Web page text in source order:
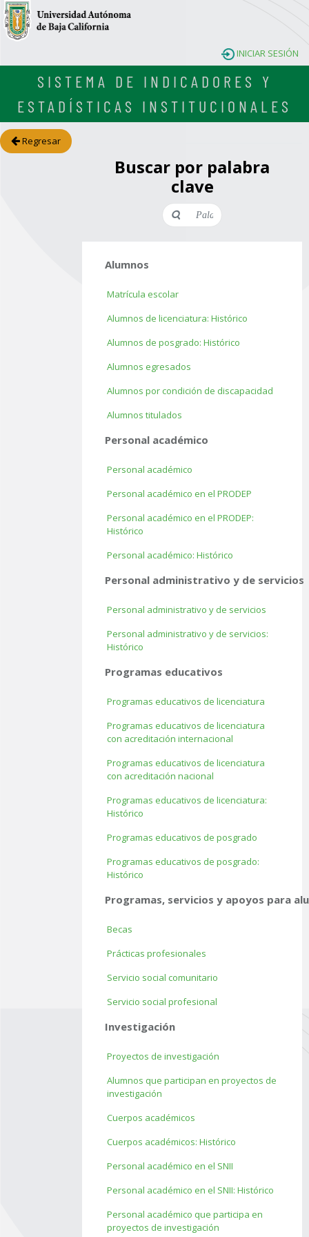
INICIAR SESIÓN
SISTEMA DE INDICADORES Y
ESTADÍSTICAS INSTITUCIONALES
Regresar
Buscar por palabra
clave
Alumnos
Matrícula escolar
Alumnos de licenciatura: Histórico
Alumnos de posgrado: Histórico
Alumnos egresados
Alumnos por condición de discapacidad
Alumnos titulados
Personal académico
Personal académico
Personal académico en el PRODEP
Personal académico en el PRODEP:
Histórico
Personal académico: Histórico
Personal administrativo y de servicios
Personal administrativo y de servicios
Personal administrativo y de servicios:
Histórico
Programas educativos
Programas educativos de licenciatura
Programas educativos de licenciatura
con acreditación internacional
Programas educativos de licenciatura
con acreditación nacional
Programas educativos de licenciatura:
Histórico
Programas educativos de posgrado
Programas educativos de posgrado:
Histórico
Programas, servicios y apoyos para
Becas
Prácticas profesionales
Servicio social comunitario
Servicio social profesional
Investigación
Proyectos de investigación
Alumnos que participan en proyectos de
investigación
Cuerpos académicos
Cuerpos académicos: Histórico
Personal académico en el SNII
Personal académico en el SNII: Histórico
Personal académico que participa en
proyectos de investigación